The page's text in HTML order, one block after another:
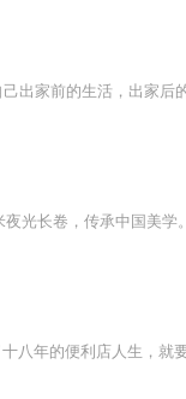
光长卷，传承中国美学。